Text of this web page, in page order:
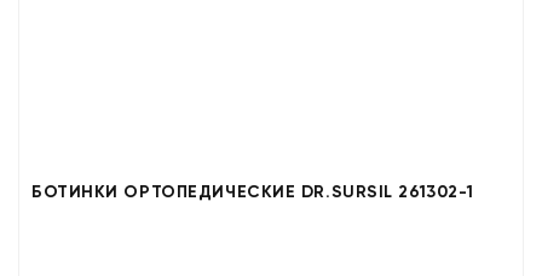
БОТИНКИ ОРТОПЕДИЧЕСКИЕ DR.SURSIL 261302-1